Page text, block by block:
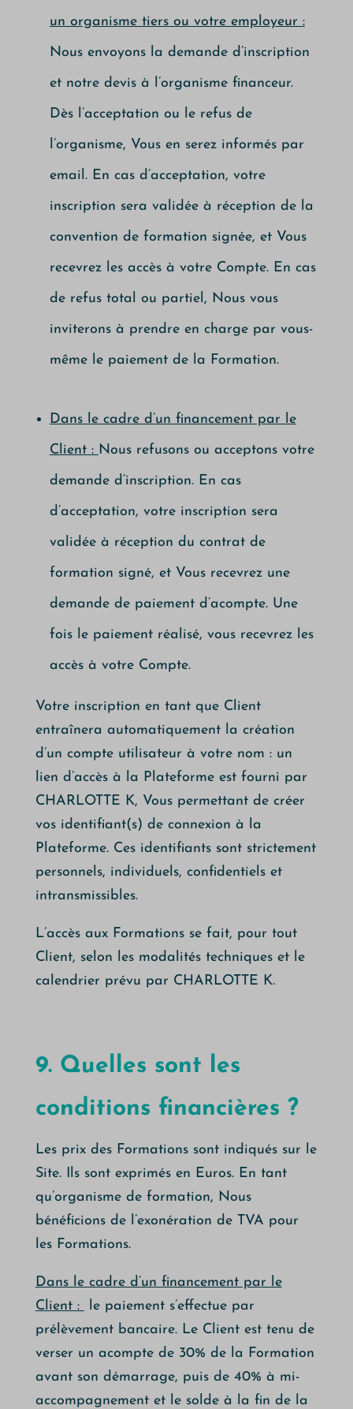
un organisme tiers ou votre employeur :
Nous envoyons la demande d’inscription
et notre devis à l’organisme financeur.
Dès l’acceptation ou le refus de
l’organisme, Vous en serez informés par
email. En cas d’acceptation, votre
inscription sera validée à réception de la
convention de formation signée, et Vous
recevrez les accès à votre Compte. En cas
de refus total ou partiel, Nous vous
inviterons à prendre en charge par vous-
même le paiement de la Formation.
Dans le cadre d’un financement par le
Client : Nous refusons ou acceptons votre
demande d’inscription. En cas
d’acceptation, votre inscription sera
validée à réception du contrat de
formation signé, et Vous recevrez une
demande de paiement d’acompte. Une
fois le paiement réalisé, vous recevrez les
accès à votre Compte.
Votre inscription en tant que Client
entraînera automatiquement la création
d’un compte utilisateur à votre nom : un
lien d’accès à la Plateforme est fourni par
CHARLOTTE K, Vous permettant de créer
vos identifiant(s) de connexion à la
Plateforme. Ces identifiants sont strictement
personnels, individuels, confidentiels et
intransmissibles.
L’accès aux Formations se fait, pour tout
Client, selon les modalités techniques et le
calendrier prévu par CHARLOTTE K.
9. Quelles sont les
conditions financières ?
Les prix des Formations sont indiqués sur le
Site. Ils sont exprimés en Euros. En tant
qu’organisme de formation, Nous
bénéficions de l’exonération de TVA pour
les Formations.
Dans le cadre d’un financement par le
Client :
le paiement s’effectue par
prélèvement bancaire. Le Client est tenu de
verser un acompte de 30% de la Formation
avant son démarrage, puis de 40% à mi-
accompagnement et le solde à la fin de la